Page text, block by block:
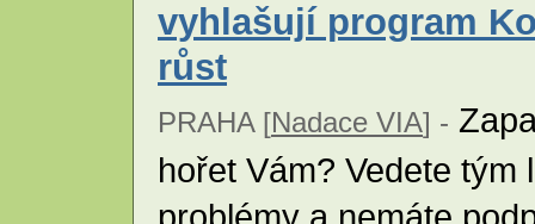
vyhlašují program
růst
PRAHA [Nadace VIA] -
hořet Vám? Vedete tým